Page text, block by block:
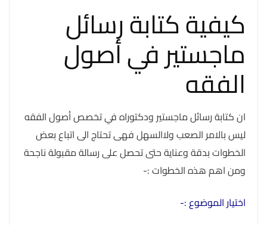
كيفية كتابة رسائل
ماجستير في أصول
الفقه
ان كتابة رسائل ماجستير ودكتوراه في تخصص أصول الفقه
ليس بالامر الصعب ولاالسهل فهى تحتاج الى اتباع بعض
الخطوات بدقة وعناية حتى تحصل على رسالة مقبولة ناجحة
ومن اهم هذه الخطوات :-
اختيار الموضوع :-